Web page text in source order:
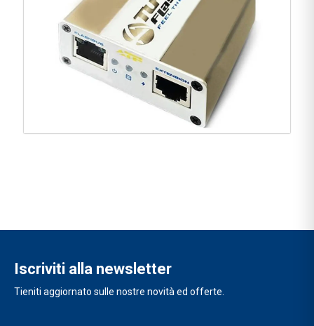
soddisfare le richieste di ogni cliente, il fornitore si
riserva il diritto di modificare alcune posizioni
nell'elenco dei cavi e degli accessori che vanno
insieme al prodotto. Pertanto, il contenuto del
pacchetto presentato sopra è piuttosto incerto.
Maggiori dettagli sulla questione possono essere
ottenuti dai nostri responsabili delle vendite.
Iscriviti alla newsletter
Tieniti aggiornato sulle nostre novità ed offerte.